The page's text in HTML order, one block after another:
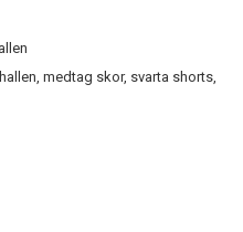
medtag skor, svarta shorts,